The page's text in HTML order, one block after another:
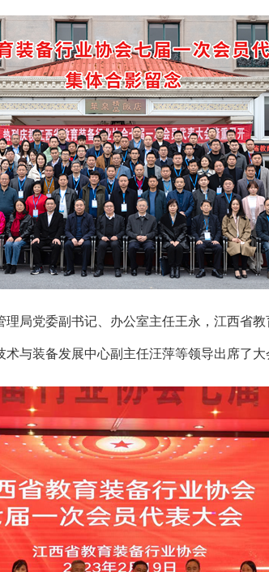
党委副书记、办公室主任王永，江西省教
与装备发展中心副主任汪萍等领导出席了大